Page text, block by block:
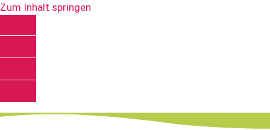
Zum Inhalt springen